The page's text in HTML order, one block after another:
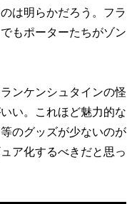
は明らかだろう。フラ
もポーターたちがゾン
ンケンシュタインの怪
い。これほど魅力的な
のグッズが少ないのが
ア化するべきだと思っ